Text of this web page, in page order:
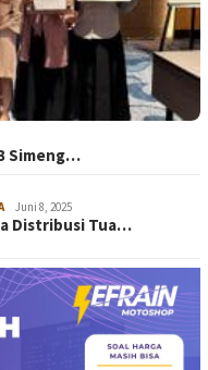
Simeng…
Juni 8, 2025
Distribusi Tua…